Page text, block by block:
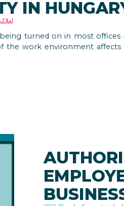
IN
turned on in most offices
the work environment affects